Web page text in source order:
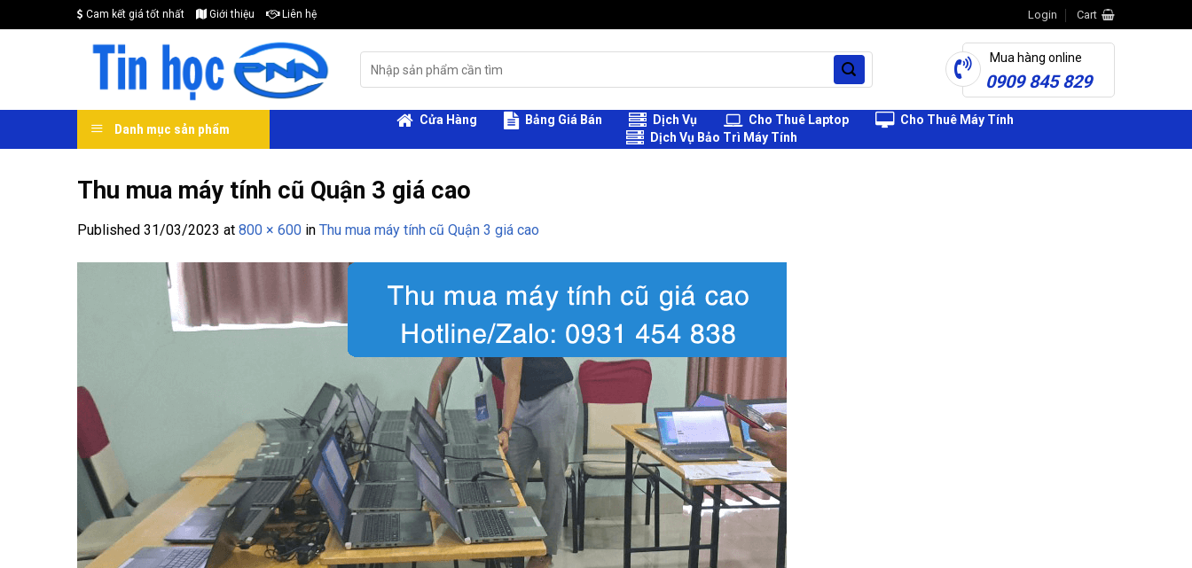
to
Cam kết giá tốt nhất Giới thiệu Liên hệ Login Cart
for:
Mua hàng online
0909 845 829
Danh mục sản phẩm
Cửa Hàng Bảng Giá Bán Dịch Vụ Cho Thuê Laptop
Cho Thuê Máy Tính
Dịch Vụ Bảo Trì Máy Tính
Thu mua máy tính cũ Quận 3 giá cao
Published 31/03/2023 at 800 × 600 in Thu mua máy tính cũ Quận 3 giá cao